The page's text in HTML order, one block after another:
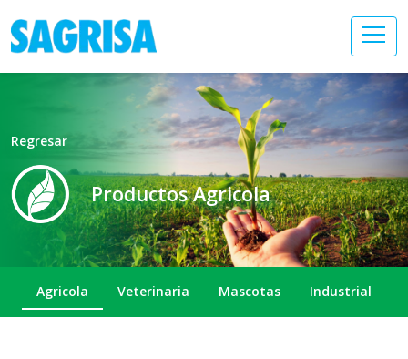
Regresar
Productos Agricola
Agricola Veterinaria Mascotas Industrial